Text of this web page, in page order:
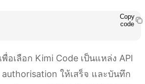
Copy
code
เพื่อเลือก Kimi Code เป็นแหล่ง API
ให้เสร็จ และบันทึก